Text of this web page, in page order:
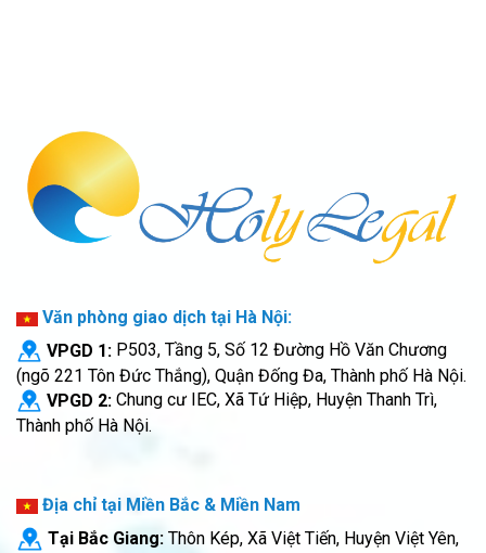
Văn phòng giao dịch tại Hà Nội:
VPGD 1: P503, Tầng 5, Số 12 Đường Hồ Văn Chương
(ngõ 221 Tôn Đức Thắng), Quận Đống Đa, Thành phố Hà Nội.
VPGD 2: Chung cư IEC, Xã Tứ Hiệp, Huyện Thanh Trì,
Thành phố Hà Nội.
Địa chỉ tại Miền Bắc & Miền Nam
Tại Bắc Giang: Thôn Kép, Xã Việt Tiến, Huyện Việt Yên,